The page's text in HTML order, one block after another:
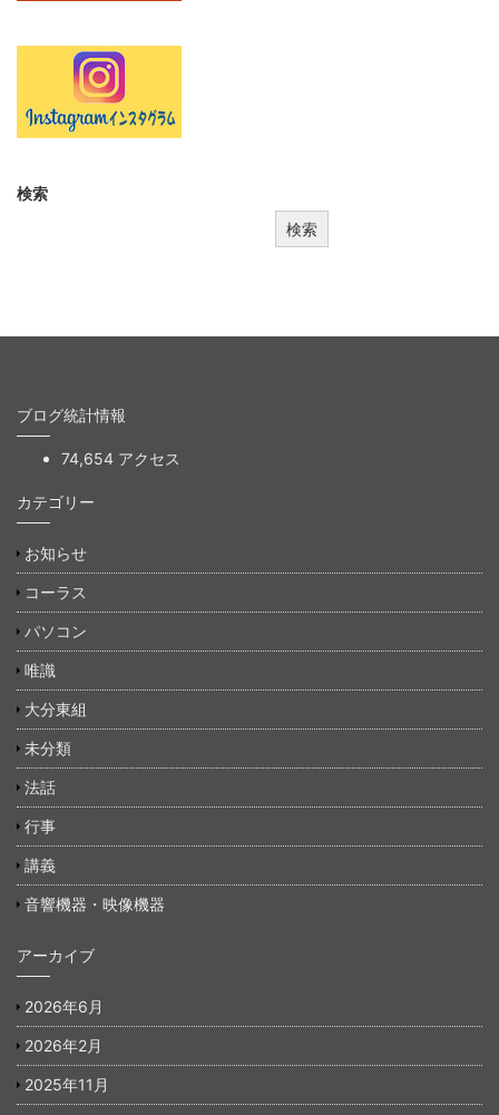
検索
検索
ブログ統計情報
74,654 アクセス
カテゴリー
お知らせ
コーラス
パソコン
唯識
大分東組
未分類
法話
行事
講義
音響機器・映像機器
アーカイブ
2026年6月
2026年2月
2025年11月